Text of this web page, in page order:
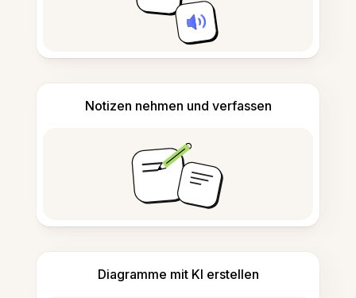
Notizen nehmen und verfassen
Diagramme mit KI erstellen